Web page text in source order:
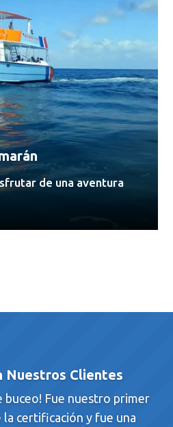
de una aventura
Nuestros Clientes
buceo! Fue nuestro primer
la certificación y fue una